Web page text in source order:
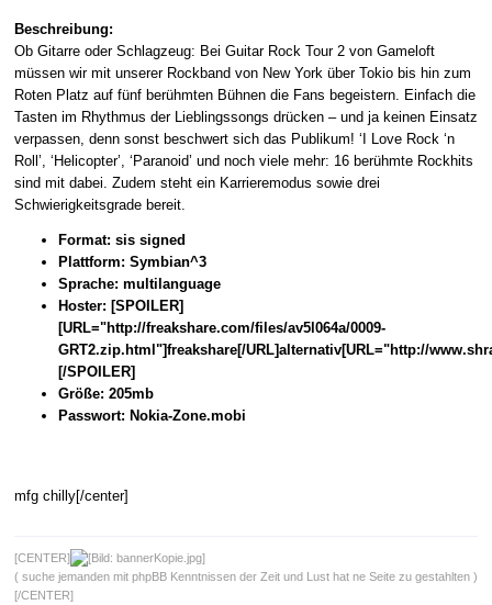
Beschreibung:
Ob Gitarre oder Schlagzeug: Bei Guitar Rock Tour 2 von Gameloft
müssen wir mit unserer Rockband von New York über Tokio bis hin zum
Roten Platz auf fünf berühmten Bühnen die Fans begeistern. Einfach die
Tasten im Rhythmus der Lieblingssongs drücken – und ja keinen Einsatz
verpassen, denn sonst beschwert sich das Publikum! ‘I Love Rock ‘n
Roll’, ‘Helicopter’, ‘Paranoid’ und noch viele mehr: 16 berühmte Rockhits
sind mit dabei. Zudem steht ein Karrieremodus sowie drei
Schwierigkeitsgrade bereit.
Format: sis signed
Plattform: Symbian^3
Sprache: multilanguage
Hoster: [SPOILER]
[URL="http://freakshare.com/files/av5l064a/0009-
GRT2.zip.html"]freakshare[/URL]alternativ[URL="http://
[/SPOILER]
Größe: 205mb
Passwort: Nokia-Zone.mobi
mfg chilly[/center]
[CENTER]
( suche jemanden mit phpBB Kenntnissen der Zeit und Lust hat ne Seite zu gestahlten )
[/CENTER]